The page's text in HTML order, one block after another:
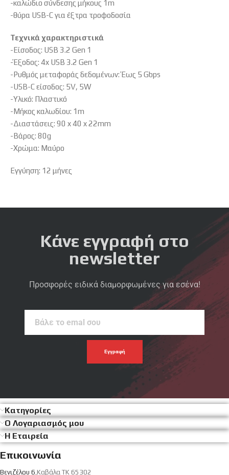
-καλώδιο σύνδεσης μήκους 1m
-θύρα USB-C για έξτρα τροφοδοσία
Τεχνικά χαρακτηριστικά
-Είσοδος: USB 3.2 Gen 1
-Έξοδος: 4x USB 3.2 Gen 1
-Ρυθμός μεταφοράς δεδομένων: Έως 5 Gbps
-USB-C είσοδος: 5V, 5W
-Υλικό: Πλαστικό
-Μήκος καλωδίου: 1m
-Διαστάσεις: 90 x 40 x 22mm
-Βάρος: 80g
-Χρώμα: Μαύρο
Εγγύηση: 12 μήνες
Κάνε εγγραφή στο
newsletter
Προσφορές ειδικά διαμορφωμένες για εσένα!
Κατηγορίες
Ο Λογαριασμός μου
Η Εταιρεία
Επικοινωνία
Βενιζέλου 6,Καβάλα ΤΚ 65302